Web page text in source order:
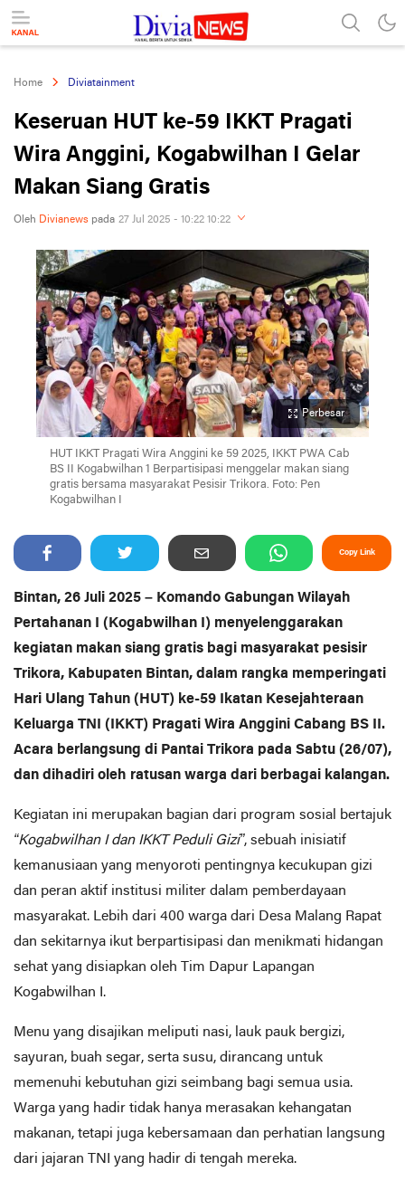
divianews.com
Home Diviatainment
Keseruan HUT ke-59 IKKT Pragati
Wira Anggini, Kogabwilhan I Gelar
Makan Siang Gratis
Oleh Divianews pada 27 Jul 2025 - 10:22 10:22
Perbesar
HUT IKKT Pragati Wira Anggini ke 59 2025, IKKT PWA Cab
BS II Kogabwilhan 1 Berpartisipasi menggelar makan siang
gratis bersama masyarakat Pesisir Trikora. Foto: Pen
Kogabwilhan I
Copy Link
Bintan, 26 Juli 2025 – Komando Gabungan Wilayah
Pertahanan I (Kogabwilhan I) menyelenggarakan
kegiatan makan siang gratis bagi masyarakat pesisir
Trikora, Kabupaten Bintan, dalam rangka memperingati
Hari Ulang Tahun (HUT) ke-59 Ikatan Kesejahteraan
Keluarga TNI (IKKT) Pragati Wira Anggini Cabang BS II.
Acara berlangsung di Pantai Trikora pada Sabtu (26/07),
dan dihadiri oleh ratusan warga dari berbagai kalangan.
Kegiatan ini merupakan bagian dari program sosial bertajuk
“Kogabwilhan I dan IKKT Peduli Gizi”, sebuah inisiatif
kemanusiaan yang menyoroti pentingnya kecukupan gizi
dan peran aktif institusi militer dalam pemberdayaan
masyarakat. Lebih dari 400 warga dari Desa Malang Rapat
dan sekitarnya ikut berpartisipasi dan menikmati hidangan
sehat yang disiapkan oleh Tim Dapur Lapangan
Kogabwilhan I.
Menu yang disajikan meliputi nasi, lauk pauk bergizi,
sayuran, buah segar, serta susu, dirancang untuk
memenuhi kebutuhan gizi seimbang bagi semua usia.
Warga yang hadir tidak hanya merasakan kehangatan
makanan, tetapi juga kebersamaan dan perhatian langsung
dari jajaran TNI yang hadir di tengah mereka.